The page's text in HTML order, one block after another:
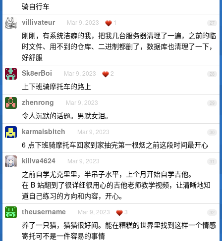
骑自行车
27
villivateur Mar 9, 2023 1
刚刚，有系统洁癖的我，把我几台服务器清理了一遍，之前的临
时文件、用不到的仓库、二进制都删了，数据库也清理了一下，
好舒服
28
Sk8erBoi Mar 9, 2023 2
上下班骑摩托车的路上
29
zhenrong Mar 9, 2023
令人沉默的话题。男默女泪。
30
karmaisbitch Mar 9, 2023
6 点下班骑摩托车回家到家抽完第一根烟之前这段时间最开心
31
killva4624 Mar 9, 2023
之前自学尤克里里，半吊子水平，上个月开始自学吉他。
在 B 站翻到了很详细很用心的吉他老师教学视频，让清晰地知
道自己练习的方向和内容，开心。
32
theusername Mar 9, 2023 3
养了一只猫，猫猫很好闻。能在糟糕的世界里找到这样一个情感
寄托可不是一件容易的事情